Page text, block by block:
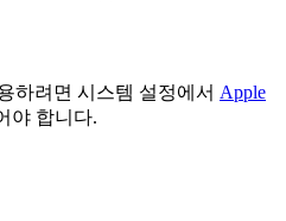
하려면 시스템 설정에서 Apple
야 합니다.